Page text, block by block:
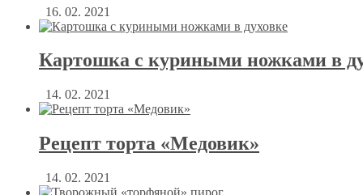
16. 02. 2021
Картошка с куриными ножками в
14. 02. 2021
Рецепт торта «Медовик»
14. 02. 2021